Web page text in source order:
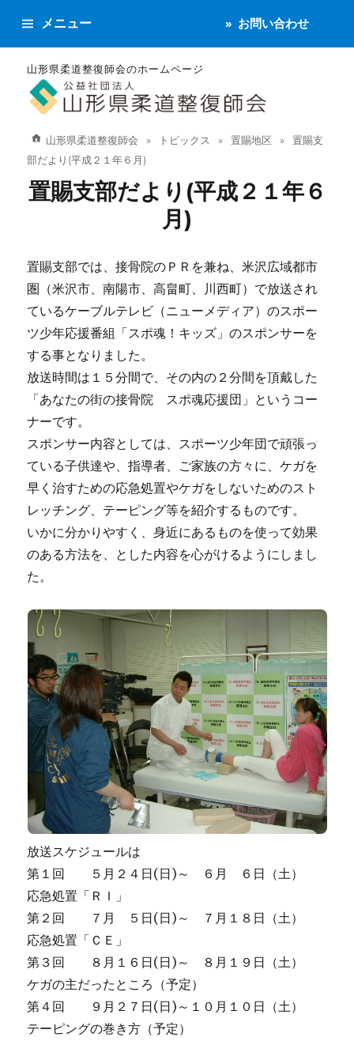
山形県柔道整復師会のホームページ
メニュー お問い合わせ
山形県柔道整復師会 トピックス 置賜地区
置賜支
部だより(平成２１年６月)
置賜支部だより(平成２１年６
月)
置賜支部では、接骨院のＰＲを兼ね、米沢広域都市
圏（米沢市、南陽市、高畠町、川西町）で放送され
ているケーブルテレビ（ニューメディア）のスポー
ツ少年応援番組「スポ魂！キッズ」のスポンサーを
する事となりました。
放送時間は１５分間で、その内の２分間を頂戴した
「あなたの街の接骨院 スポ魂応援団」というコー
ナーです。
スポンサー内容としては、スポーツ少年団で頑張っ
ている子供達や、指導者、ご家族の方々に、ケガを
早く治すための応急処置やケガをしないためのスト
レッチング、テーピング等を紹介するものです。
いかに分かりやすく、身近にあるものを使って効果
のある方法を、とした内容を心がけるようにしまし
た。
放送スケジュールは
第１回 ５月２４日(日)～ ６月 ６日（土）
応急処置「ＲＩ」
第２回 ７月 ５日(日)～ ７月１８日（土）
応急処置「ＣＥ」
第３回 ８月１６日(日)～ ８月１９日（土）
ケガの主だったところ（予定）
第４回 ９月２７日(日)～１０月１０日（土）
テーピングの巻き方（予定）